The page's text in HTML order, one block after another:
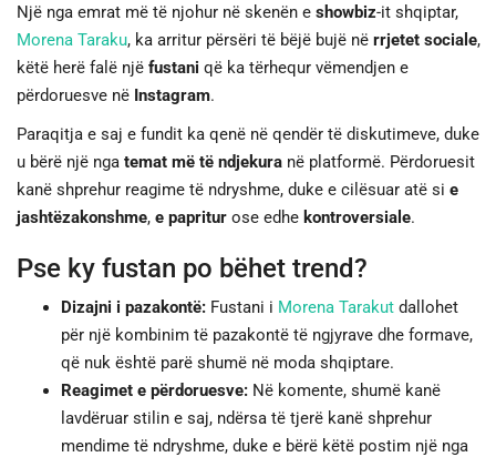
Një nga emrat më të njohur në skenën e showbiz-it shqiptar,
Morena Taraku, ka arritur përsëri të bëjë bujë në rrjetet sociale,
këtë herë falë një fustani që ka tërhequr vëmendjen e
përdoruesve në Instagram.
Paraqitja e saj e fundit ka qenë në qendër të diskutimeve, duke
u bërë një nga temat më të ndjekura në platformë. Përdoruesit
kanë shprehur reagime të ndryshme, duke e cilësuar atë si e
jashtëzakonshme, e papritur ose edhe kontroversiale.
Pse ky fustan po bëhet trend?
Dizajni i pazakontë: Fustani i Morena Tarakut dallohet
për një kombinim të pazakontë të ngjyrave dhe formave,
që nuk është parë shumë në moda shqiptare.
Reagimet e përdoruesve: Në komente, shumë kanë
lavdëruar stilin e saj, ndërsa të tjerë kanë shprehur
mendime të ndryshme, duke e bërë këtë postim një nga